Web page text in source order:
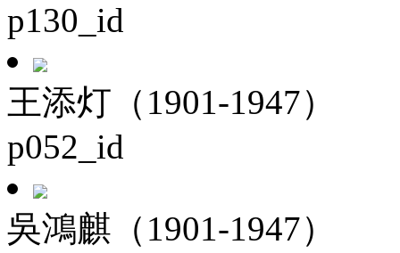
p130_id
王添灯（1901-1947）
p052_id
吳鴻麒（1901-1947）